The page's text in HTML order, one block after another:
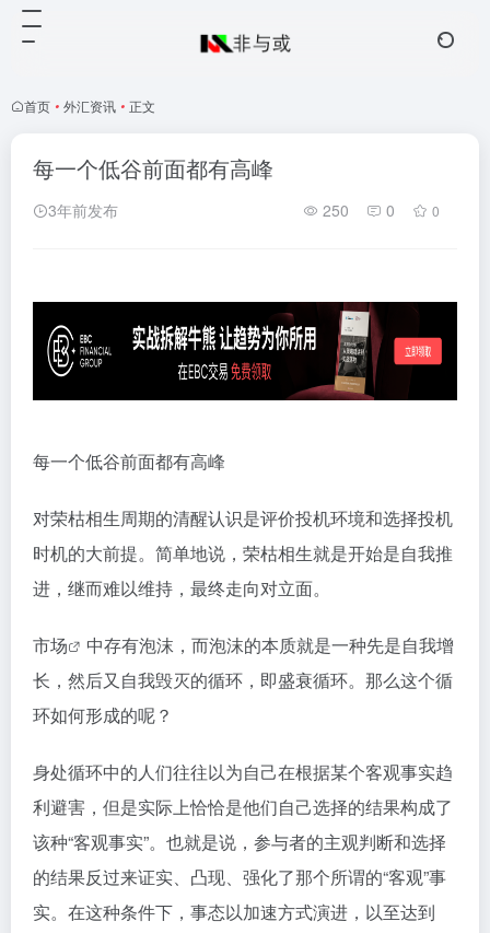
首页 • 外汇资讯 • 正文
每一个低谷前面都有高峰
3年前发布 250 0 0
每一个低谷前面都有高峰
对荣枯相生周期的清醒认识是评价投机环境和选择投机
时机的大前提。简单地说，荣枯相生就是开始是自我推
进，继而难以维持，最终走向对立面。
市场
中存有泡沫，而泡沫的本质就是一种先是自我增
长，然后又自我毁灭的循环，即盛衰循环。那么这个循
环如何形成的呢？
身处循环中的人们往往以为自己在根据某个客观事实趋
利避害，但是实际上恰恰是他们自己选择的结果构成了
该种“客观事实”。也就是说，参与者的主观判断和选择
的结果反过来证实、凸现、强化了那个所谓的“客观”事
实。在这种条件下，事态以加速方式演进，以至达到